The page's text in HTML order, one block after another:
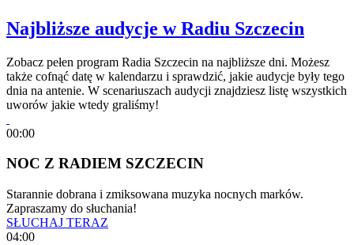
Najbliższe audycje w Radiu Szczecin
Zobacz pełen program Radia Szczecin na najbliższe dni. Możesz
także cofnąć datę w kalendarzu i sprawdzić, jakie audycje były tego
dnia na antenie. W scenariuszach audycji znajdziesz listę wszystkich
uworów jakie wtedy graliśmy!
00:00
NOC Z RADIEM SZCZECIN
Starannie dobrana i zmiksowana muzyka nocnych marków.
Zapraszamy do słuchania!
SŁUCHAJ TERAZ
04:00